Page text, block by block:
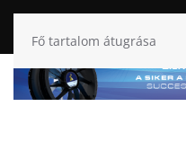
Fő tartalom átugrása